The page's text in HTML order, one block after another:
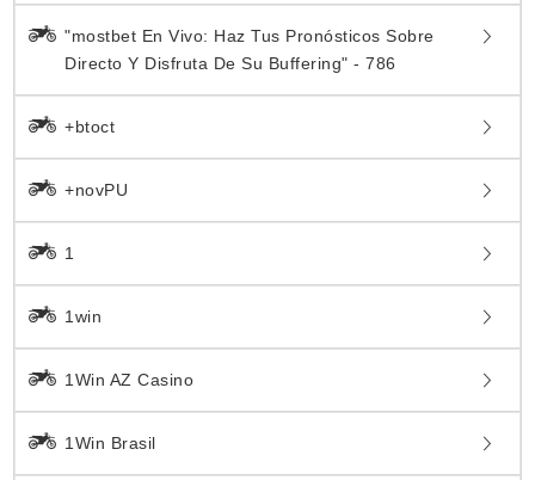
"mostbet En Vivo: Haz Tus Pronósticos Sobre
Directo Y Disfruta De Su Buffering" - 786
+btoct
+novPU
1
1win
1Win AZ Casino
1Win Brasil